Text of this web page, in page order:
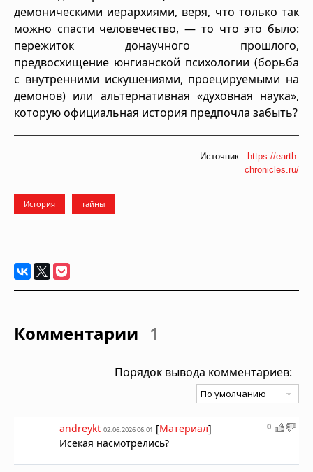
демоническими иерархиями, веря, что только так
можно спасти человечество, — то что это было:
пережиток донаучного прошлого,
предвосхищение юнгианской психологии (борьба
с внутренними искушениями, проецируемыми на
демонов) или альтернативная «духовная наука»,
которую официальная история предпочла забыть?
Источник: https://earth-
chronicles.ru/
История тайны
Комментарии 1
Порядок вывода комментариев:
0
andreykt 02.06.2026 06:01 [Материал]
Исекая насмотрелись?